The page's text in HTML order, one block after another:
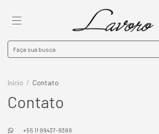
Início / Contato
Contato
+55 11 99437-9389